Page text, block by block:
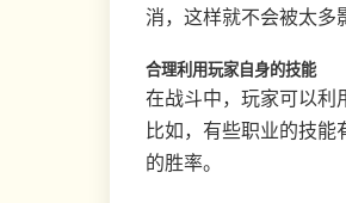
消，这样就不会被太多
合理利用玩家自身的技能
在战斗中，玩家可以利
比如，有些职业的技
的胜率。